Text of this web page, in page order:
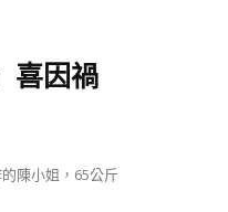
喜因禍
陳小姐，65公斤